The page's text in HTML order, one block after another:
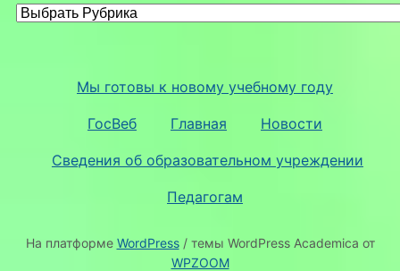
Мы готовы к новому учебному году
ГосВеб Главная Новости
Сведения об образовательном учреждении
Педагогам
На платформе WordPress/ темы WordPress Academica от
WPZOOM